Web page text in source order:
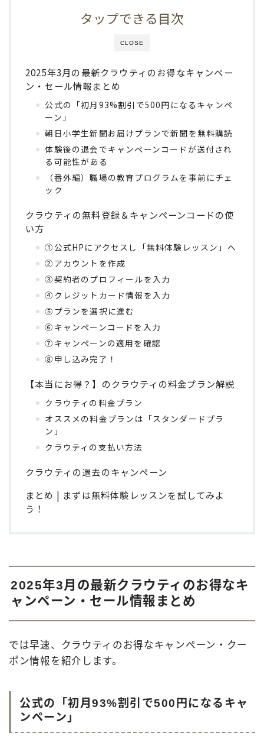
CLOSE
タップできる目次
2025年3月の最新クラウティのお得なキャンペー
ン・セール情報まとめ
公式の「初月93%割引で500円になるキャンペ
ーン」
朝日小学生新聞お届けプランで新聞を無料購読
体験後の退会でキャンペーンコードが送付され
る可能性がある
（番外編）職場の教育プログラムを事前にチェ
ック
クラウティの無料登録＆キャンペーンコードの使
い方
①公式HPにアクセスし「無料体験レッスン」へ
②アカウントを作成
③契約者のプロフィールを入力
④クレジットカード情報を入力
⑤プランを選択に進む
⑥キャンペーンコードを入力
⑦キャンペーンの適用を確認
⑧申し込み完了！
【本当にお得？】のクラウティの料金プラン解説
クラウティの料金プラン
オススメの料金プランは「スタンダードプラ
ン」
クラウティの支払い方法
クラウティの過去のキャンペーン
まとめ | まずは無料体験レッスンを試してみよ
う！
2025年3月の最新クラウティのお得なキ
ャンペーン・セール情報まとめ
では早速、クラウティのお得なキャンペーン・クー
ポン情報を紹介します。
公式の「初月93%割引で500円になるキャ
ンペーン」